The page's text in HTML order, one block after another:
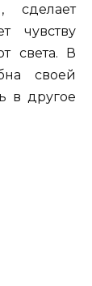
сделает
чувству
света. В
своей
в другое